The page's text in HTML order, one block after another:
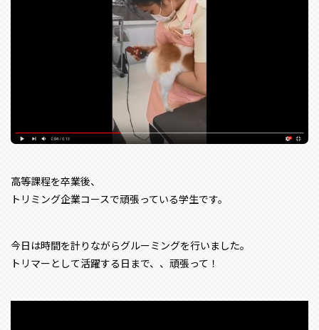
高等課程を卒業後、
トリミング企業コースで頑張っている学生です。
今日は時間を計りながらグルーミングを行いました。
トリマーとして活躍する日まで、、頑張って！